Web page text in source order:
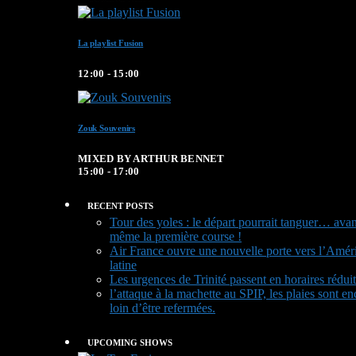
La playlist Fusion
12:00 - 15:00
Zouk Souvenirs
MIXED BY ARTHUR BENNET
15:00 - 17:00
RECENT POSTS
Tour des yoles : le départ pourrait tanguer…
même la première course !
Air France ouvre une nouvelle porte vers
latine
Les urgences de Trinité passent en horaires
l’attaque à la machette au SPIP, les plaies sont
loin d’être refermées.
UPCOMING SHOWS